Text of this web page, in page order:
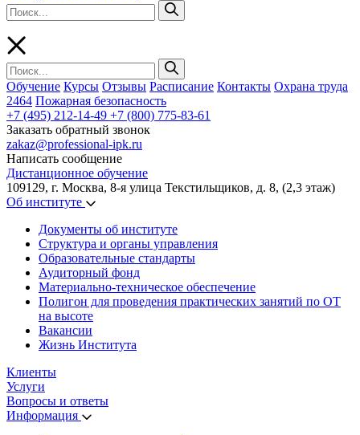
Обучение Курсы Отзывы Расписание Контакты Охрана труда
2464 Пожарная безопасность
+7 (495) 212-14-49 +7 (800) 775-83-61
Заказать обратный звонок
zakaz@professional-ipk.ru
Написать сообщение
Дистанционное обучение
109129, г. Москва, 8-я улица Текстильщиков, д. 8, (2,3 этаж)
Об институте
Документы об институте
Структура и органы управления
Образовательные стандарты
Аудиторный фонд
Материально-техническое обеспечение
Полигон для проведения практических занятий по ОТ
на высоте
Вакансии
Жизнь Института
Клиенты
Услуги
Вопросы и ответы
Информация